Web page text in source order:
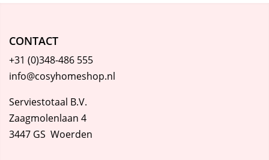
CONTACT
+31 (0)348-486 555
info@cosyhomeshop.nl
Serviestotaal B.V.
Zaagmolenlaan 4
3447 GS Woerden